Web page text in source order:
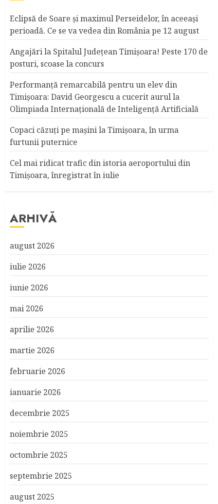
Eclipsă de Soare și maximul Perseidelor, în aceeași
perioadă. Ce se va vedea din România pe 12 august
Angajări la Spitalul Judeţean Timişoara! Peste 170 de
posturi, scoase la concurs
Performanță remarcabilă pentru un elev din
Timișoara: David Georgescu a cucerit aurul la
Olimpiada Internațională de Inteligență Artificială
Copaci căzuţi pe maşini la Timişoara, în urma
furtunii puternice
Cel mai ridicat trafic din istoria aeroportului din
Timişoara, înregistrat în iulie
ARHIVĂ
august 2026
iulie 2026
iunie 2026
mai 2026
aprilie 2026
martie 2026
februarie 2026
ianuarie 2026
decembrie 2025
noiembrie 2025
octombrie 2025
septembrie 2025
august 2025